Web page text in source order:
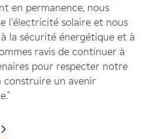
en permanence, nous
l'électricité solaire et nous
la sécurité énergétique et à
ravis de continuer à
pour respecter notre
construire un avenir